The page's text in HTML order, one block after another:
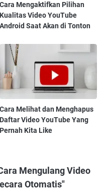
Cara Mengaktifkan Pilihan
Kualitas Video YouTube
Android Saat Akan di Tonton
Cara Melihat dan Menghapus
Daftar Video YouTube Yang
Pernah Kita Like
Mengulang Video
Otomatis"